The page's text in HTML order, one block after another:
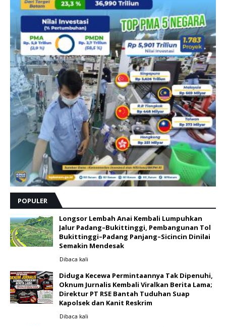
POPULER
Longsor Lembah Anai Kembali Lumpuhkan
Jalur Padang–Bukittinggi, Pembangunan Tol
Bukittinggi–Padang Panjang–Sicincin Dinilai
Semakin Mendesak
Dibaca kali
Diduga Kecewa Permintaannya Tak Dipenuhi,
Oknum Jurnalis Kembali Viralkan Berita Lama;
Direktur PT RSE Bantah Tuduhan Suap
Kapolsek dan Kanit Reskrim
Dibaca kali